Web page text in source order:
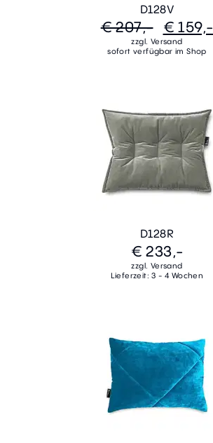
D128V
€ 207,- € 159,-
zzgl. Versand
sofort verfügbar im Shop
D128R
€ 233,-
zzgl. Versand
Lieferzeit: 3 - 4 Wochen